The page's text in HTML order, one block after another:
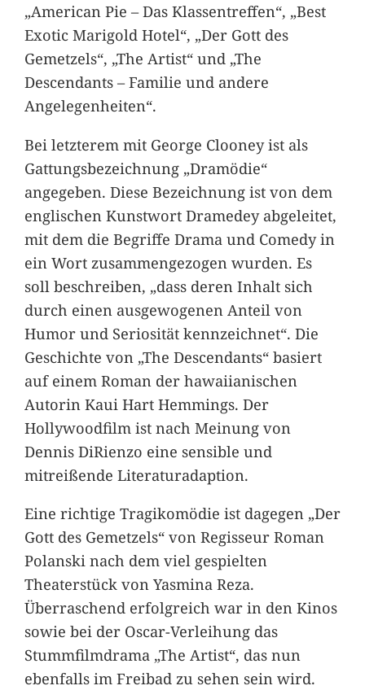
„American Pie – Das Klassentreffen“, „Best
Exotic Marigold Hotel“, „Der Gott des
Gemetzels“, „The Artist“ und „The
Descendants – Familie und andere
Angelegenheiten“.
Bei letzterem mit George Clooney ist als
Gattungsbezeichnung „Dramödie“
angegeben. Diese Bezeichnung ist von dem
englischen Kunstwort Dramedey abgeleitet,
mit dem die Begriffe Drama und Comedy in
ein Wort zusammengezogen wurden. Es
soll beschreiben, „dass deren Inhalt sich
durch einen ausgewogenen Anteil von
Humor und Seriosität kennzeichnet“. Die
Geschichte von „The Descendants“ basiert
auf einem Roman der hawaiianischen
Autorin Kaui Hart Hemmings. Der
Hollywoodfilm ist nach Meinung von
Dennis DiRienzo eine sensible und
mitreißende Literaturadaption.
Eine richtige Tragikomödie ist dagegen „Der
Gott des Gemetzels“ von Regisseur Roman
Polanski nach dem viel gespielten
Theaterstück von Yasmina Reza.
Überraschend erfolgreich war in den Kinos
sowie bei der Oscar-Verleihung das
Stummfilmdrama „The Artist“, das nun
ebenfalls im Freibad zu sehen sein wird.